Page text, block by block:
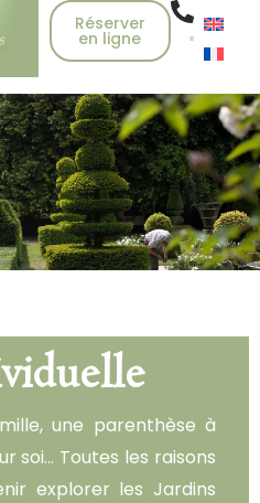
Réserver
en ligne
une parenthèse à
soi… Toutes les raisons
explorer les Jardins